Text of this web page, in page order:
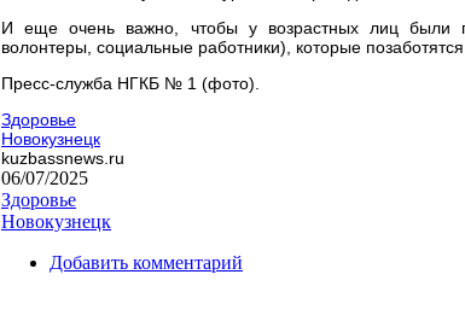
И еще очень важно, чтобы у возрастных лиц были
волонтеры, социальные работники), которые
Пресс-служба НГКБ № 1 (фото).
Здоровье
Новокузнецк
kuzbassnews.ru
06/07/2025
Здоровье
Новокузнецк
Добавить комментарий